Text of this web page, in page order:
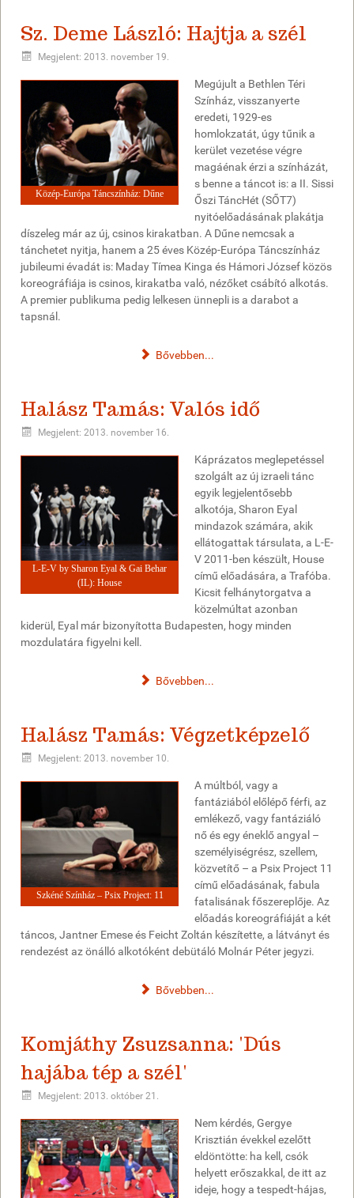
Sz. Deme László: Hajtja a szél
Megjelent: 2013. november 19.
Közép-Európa Táncszínház: Dűne
Megújult a Bethlen Téri
Színház, visszanyerte
eredeti, 1929-es
homlokzatát, úgy tűnik a
kerület vezetése végre
magáénak érzi a színházát,
s benne a táncot is: a II. Sissi
Őszi TáncHét (SŐT7)
nyitóelőadásának plakátja
díszeleg már az új, csinos kirakatban. A Dűne nemcsak a
tánchetet nyitja, hanem a 25 éves Közép-Európa Táncszínház
jubileumi évadát is: Maday Tímea Kinga és Hámori József közös
koreográfiája is csinos, kirakatba való, nézőket csábító alkotás.
A premier publikuma pedig lelkesen ünnepli is a darabot a
tapsnál.
Bővebben...
Halász Tamás: Valós idő
Megjelent: 2013. november 16.
L-E-V by Sharon Eyal & Gai Behar
(IL): House
Káprázatos meglepetéssel
szolgált az új izraeli tánc
egyik legjelentősebb
alkotója, Sharon Eyal
mindazok számára, akik
ellátogattak társulata, a L-E-
V 2011-ben készült, House
című előadására, a Trafóba.
Kicsit felhánytorgatva a
közelmúltat azonban
kiderül, Eyal már bizonyította Budapesten, hogy minden
mozdulatára figyelni kell.
Bővebben...
Halász Tamás: Végzetképzelő
Megjelent: 2013. november 10.
Szkéné Színház – Psix Project: 11
A múltból, vagy a
fantáziából előlépő férfi, az
emlékező, vagy fantáziáló
nő és egy éneklő angyal –
személyiségrész, szellem,
közvetítő – a Psix Project 11
című előadásának, fabula
fatalisának főszereplője. Az
előadás koreográfiáját a két
táncos, Jantner Emese és Feicht Zoltán készítette, a látványt és
rendezést az önálló alkotóként debütáló Molnár Péter jegyzi.
Bővebben...
Komjáthy Zsuzsanna: 'Dús
hajába tép a szél'
Megjelent: 2013. október 21.
Nem kérdés, Gergye
Krisztián évekkel ezelőtt
eldöntötte: ha kell, csók
helyett erőszakkal, de itt az
ideje, hogy a tespedt-hájas,